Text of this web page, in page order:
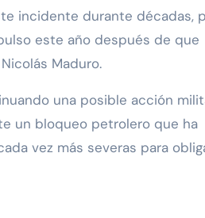
incidente durante décadas,
este año después de que
Maduro.
una posible acción
un bloqueo petrolero que ha
vez más severas para